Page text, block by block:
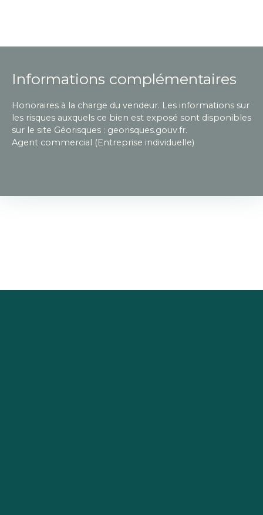
Informations complémentaires
Honoraires à la charge du vendeur. Les informations sur
les risques auxquels ce bien est exposé sont disponibles
sur le site Géorisques : georisques.gouv.fr.
Agent commercial (Entreprise individuelle)